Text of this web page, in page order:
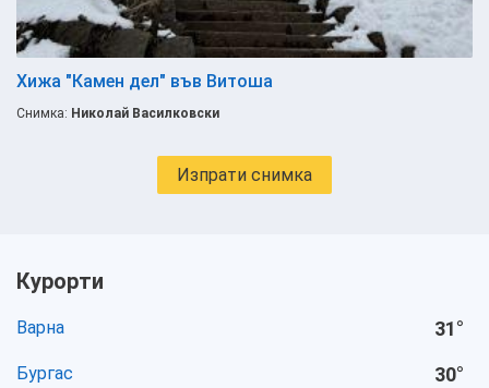
Хижа "Камен дел" във Витоша
Снимка: Николай Василковски
Изпрати снимка
Курорти
Варна 31°
Бургас 30°